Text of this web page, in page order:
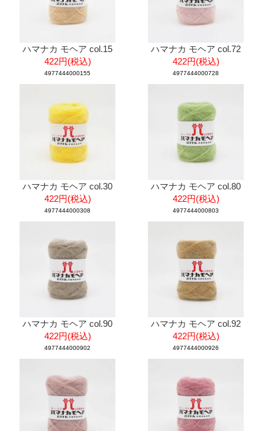
ハマナカ モヘア col.15
422円(税込)
4977444000155
ハマナカ モヘア col.72
422円(税込)
4977444000728
ハマナカ モヘア col.30
422円(税込)
4977444000308
ハマナカ モヘア col.80
422円(税込)
4977444000803
ハマナカ モヘア col.90
422円(税込)
4977444000902
ハマナカ モヘア col.92
422円(税込)
4977444000926